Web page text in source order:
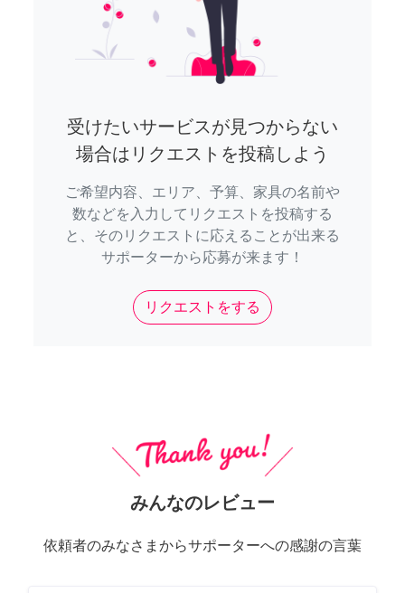
受けたいサービスが見つからない
場合はリクエストを投稿しよう
ご希望内容、エリア、予算、家具の名前や
数などを入力してリクエストを投稿する
と、そのリクエストに応えることが出来る
サポーターから応募が来ます！
リクエストをする
みんなのレビュー
依頼者のみなさまからサポーターへの感謝の言葉